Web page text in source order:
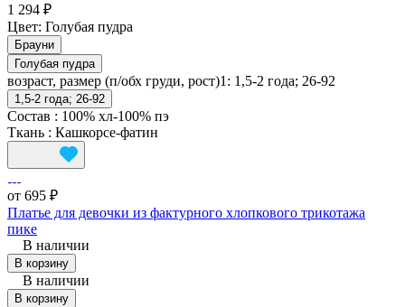
1 294 ₽
Цвет: Голубая пудра
Брауни
Голубая пудра
возраст, размер (п/обх груди, рост)1: 1,5-2 года; 26-92
1,5-2 года; 26-92
Состав : 100% хл-100% пэ
Ткань : Кашкорсе-фатин
от 695 ₽
Платье для девочки из фактурного хлопкового трикотажа
пике
В наличии
В корзину
В наличии
В корзину